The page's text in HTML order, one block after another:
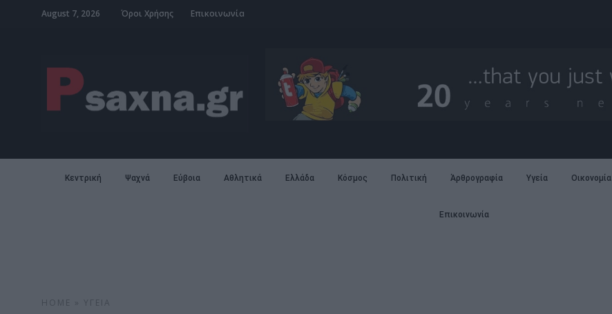
August 7, 2026 Όροι Χρήσης Επικοινωνία
Κεντρική Ψαχνά Εύβοια Αθλητικά Ελλάδα Κόσμος Πολιτική Άρθρογραφία Υγεία Οικονομία
Επικοινωνία
HOME ΥΓΕΊΑ